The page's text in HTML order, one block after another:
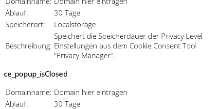
Ablauf:
30 Tage
Speicherort:
Localstorage
Beschreibung:
Speichert die Speicherdauer der Privacy Level
Einstellungen aus dem Cookie Consent Tool
"Privacy Manager".
ce_popup_isClosed
Domainname: Domain hier eintragen
Ablauf:
30 Tage